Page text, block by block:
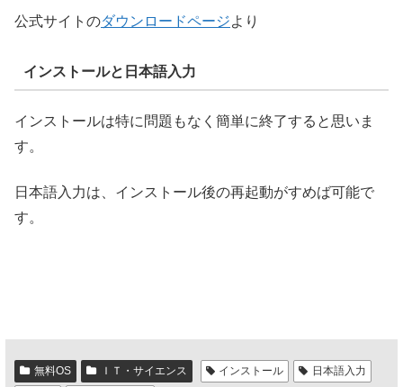
公式サイトのダウンロードページより
インストールと日本語入力
インストールは特に問題もなく簡単に終了すると思いま
す。
日本語入力は、インストール後の再起動がすめば可能で
す。
無料OS ＩＴ・サイエンス インストール
日本語入力